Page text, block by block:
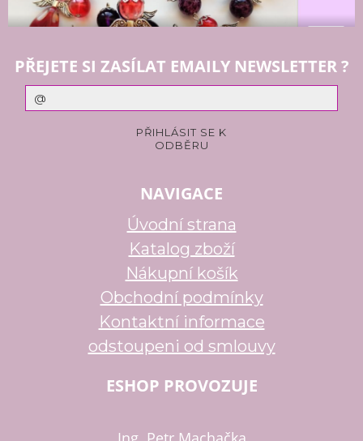
PŘEJETE SI ZASÍLAT EMAILY NEWSLETTER ?
NAVIGACE
Úvodní strana
Katalog zboží
Nákupní košík
Obchodní podmínky
Kontaktní informace
odstoupeni od smlouvy
ESHOP PROVOZUJE